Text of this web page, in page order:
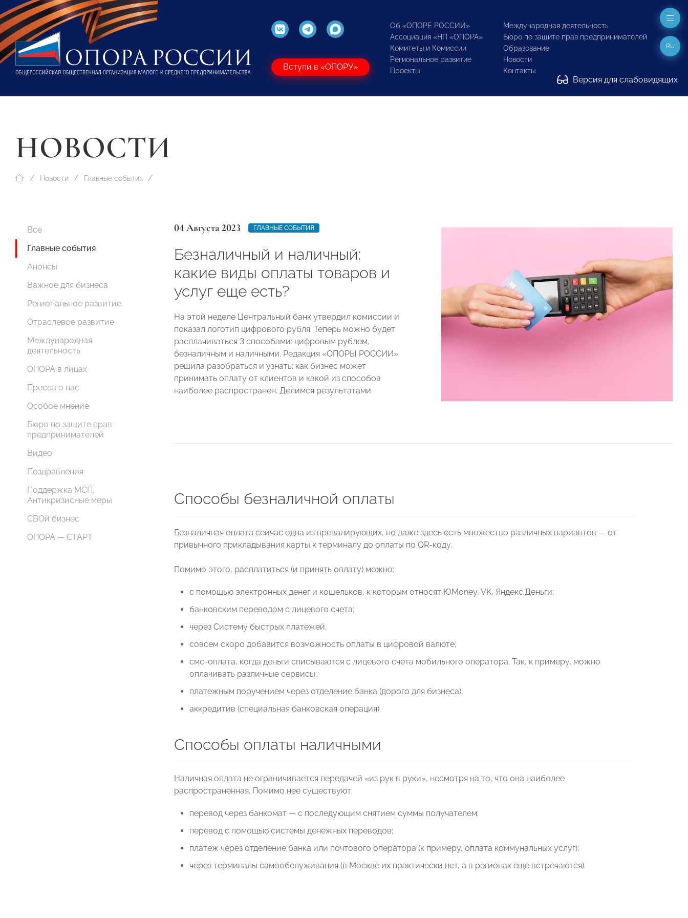
Вступи в «ОПОРУ»
Об «ОПОРЕ РОССИИ»
Ассоциация «НП «ОПОРА»
Комитеты и Комиссии
Региональное развитие
Проекты
Международная деятельность
Бюро по защите прав предпринимателей
Образование
Новости
Контакты
Версия для слабовидящих
RU
НОВОСТИ
Новости Главные события
Все
Главные события
Анонсы
Важное для бизнеса
Региональное развитие
Отраслевое развитие
Международная
деятельность
ОПОРА в лицах
Пресса о нас
Особое мнение
Бюро по защите прав
предпринимателей
Видео
Поздравления
Поддержка МСП.
Антикризисные меры
СВОй бизнес
ОПОРА — СТАРТ
04 Августа 2023 ГЛАВНЫЕ СОБЫТИЯ
Безналичный и наличный:
какие виды оплаты товаров и
услуг еще есть?
На этой неделе Центральный банк утвердил комиссии и
показал логотип цифрового рубля. Теперь можно будет
расплачиваться 3 способами: цифровым рублем,
безналичным и наличными. Редакция «ОПОРЫ РОССИИ»
решила разобраться и узнать: как бизнес может
принимать оплату от клиентов и какой из способов
наиболее распространен. Делимся результатами.
Способы безналичной оплаты
Безналичная оплата сейчас одна из превалирующих, но даже здесь есть множество различных вариантов — от
привычного прикладывания карты к терминалу до оплаты по QR-коду.
Помимо этого, расплатиться (и принять оплату) можно:
с помощью электронных денег и кошельков, к которым относят ЮMoney, VK, Яндекс.Деньги;
банковским переводом с лицевого счета;
через Систему быстрых платежей.
совсем скоро добавится возможность оплаты в цифровой валюте;
смс-оплата, когда деньги списываются с лицевого счета мобильного оператора. Так, к примеру, можно
оплачивать различные сервисы;
платежным поручением через отделение банка (дорого для бизнеса);
аккредитив (специальная банковская операция).
Способы оплаты наличными
Наличная оплата не ограничивается передачей «из рук в руки», несмотря на то, что она наиболее
распространенная. Помимо нее существуют:
перевод через банкомат — с последующим снятием суммы получателем;
перевод с помощью системы денежных переводов;
платеж через отделение банка или почтового оператора (к примеру, оплата коммунальных услуг);
через терминалы самообслуживания (в Москве их практически нет, а в регионах еще встречаются).